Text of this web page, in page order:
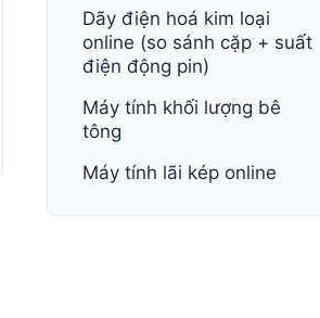
Dãy điện hoá kim loại
online (so sánh cặp + suất
điện động pin)
Máy tính khối lượng bê
tông
Máy tính lãi kép online